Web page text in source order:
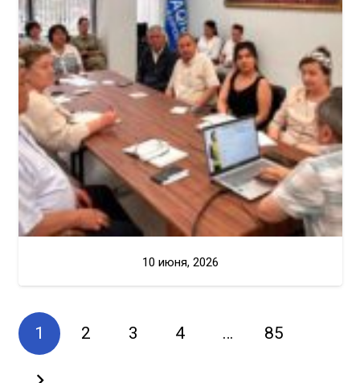
10 июня, 2026
1 2 3 4 … 85